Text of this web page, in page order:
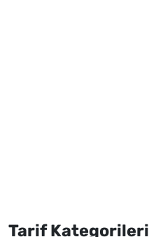
Tarif Kategorileri